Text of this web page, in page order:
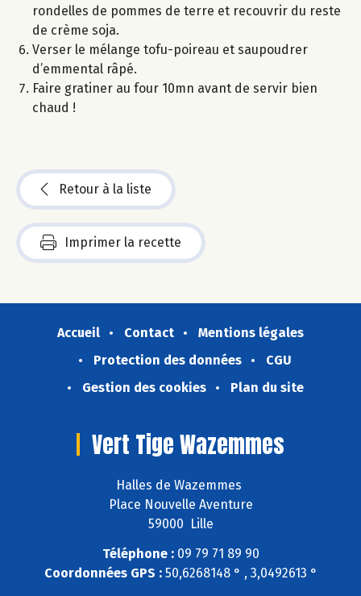
rondelles de pommes de terre et recouvrir du reste
de crème soja.
Verser le mélange tofu-poireau et saupoudrer
d’emmental râpé.
Faire gratiner au four 10mn avant de servir bien
chaud !
Retour à la liste
Imprimer la recette
Accueil Contact
Mentions légales
Protection des données
CGU
Gestion des cookies
Plan du site
Vert Tige Wazemmes
Halles de Wazemmes
Place Nouvelle Aventure
59000 Lille
Téléphone :09 79 71 89 90
Coordonnées GPS :50,6268148 ° , 3,0492613 °